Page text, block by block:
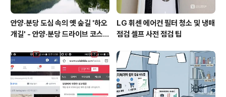
안양·분당 도심 속의 옛 숲길 '하오
개길' - 안양·분당 드라이브 코스
LG 휘센 에어컨 필터 청소 및 냉매
점검 셀프 사전 점검 팁